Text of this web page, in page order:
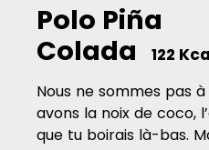
Polo Piña
Colada
122
Nous ne sommes pas
avons la noix de coco,
que tu boirais là-bas.